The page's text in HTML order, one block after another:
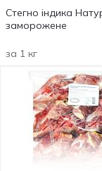
Стегно індика
заморожене
за 1 кг